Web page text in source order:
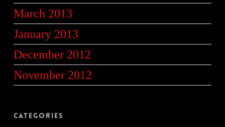
March 2013
January 2013
December 2012
November 2012
Categories